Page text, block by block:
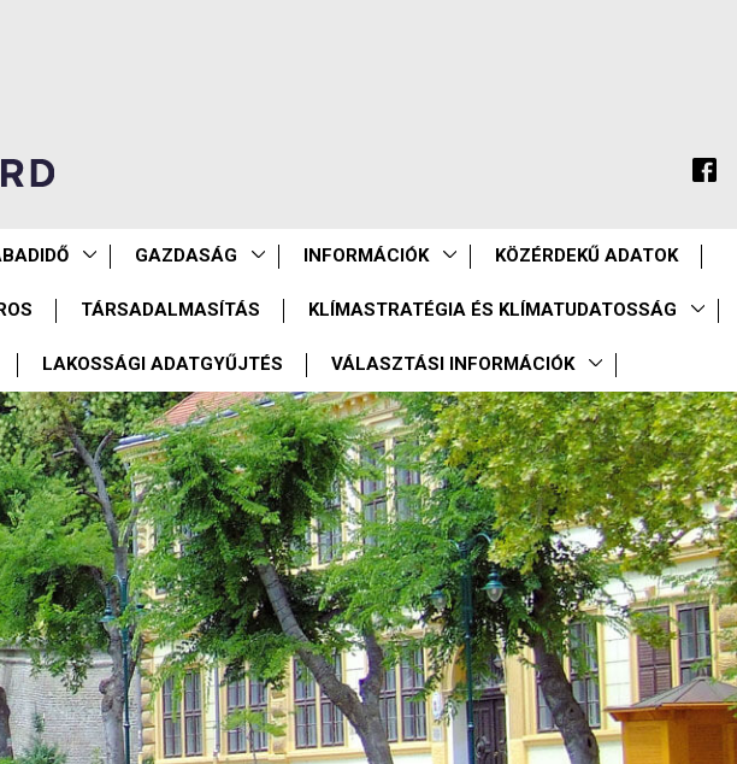
GAZDASÁG INFORMÁCIÓK KÖZÉRDEKŰ ADATOK
TÁRSADALMASÍTÁS KLÍMASTRATÉGIA ÉS KLÍMATUDATOSSÁG
LAKOSSÁGI ADATGYŰJTÉS VÁLASZTÁSI INFORMÁCIÓK